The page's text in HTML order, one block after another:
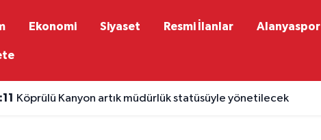
Ekonomi Siyaset Resmi İlanlar Alanyaspor
Köprülü Kanyon artık müdürlük statüsüyle yönetilecek